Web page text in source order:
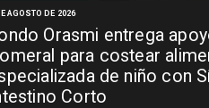
Orasmi entrega
para costear
de niño con
Corto
AGOSTO DE 2026